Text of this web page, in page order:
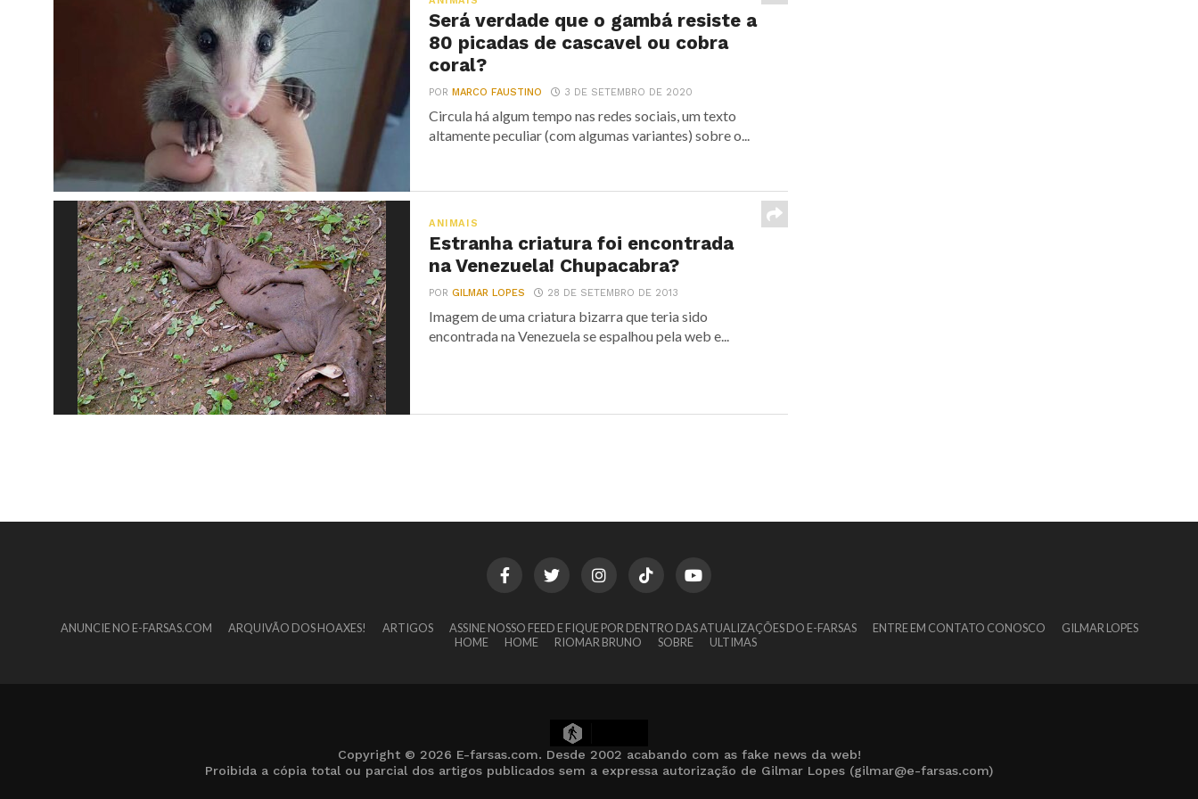
Será verdade que o gambá resiste a
80 picadas de cascavel ou cobra
coral?
PORMARCO FAUSTINO 3 DE SETEMBRO DE 2020
Circula há algum tempo nas redes sociais, um texto
altamente peculiar (com algumas variantes) sobre o...
ANIMAIS
Estranha criatura foi encontrada
na Venezuela! Chupacabra?
PORGILMAR LOPES 28 DE SETEMBRO DE 2013
Imagem de uma criatura bizarra que teria sido
encontrada na Venezuela se espalhou pela web e...
ANUNCIE NO E-FARSAS.COM ARQUIVÃO DOS HOAXES! ARTIGOS ASSINE NOSSO FEED E FIQUE POR DENTRO DAS ATUALIZAÇÕES DO E-FARSAS ENTRE EM CONTATO CONOSCO
GILMAR LOPES
HOME
HOME RIOMAR BRUNO SOBRE ULTIMAS
Copyright © 2026 E-farsas.com. Desde 2002 acabando com as fake news da web!
Proibida a cópia total ou parcial dos artigos publicados sem a expressa autorização de Gilmar Lopes (gilmar@e-farsas.com)